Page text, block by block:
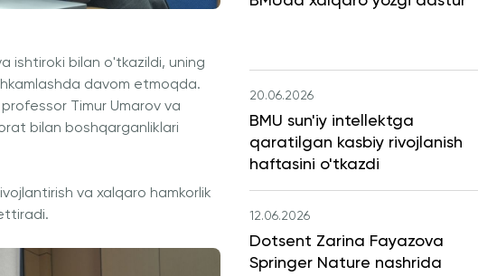
ishtiroki bilan o'tkazildi, uning
davom etmoqda.
Timur Umarov va
bilan boshqarganliklari
va xalqaro hamkorlik
20.06.2026
BMU sun'iy intellektga
qaratilgan kasbiy rivojlanish
haftasini o'tkazdi
12.06.2026
Dotsent Zarina Fayazova
Springer Nature nashrida